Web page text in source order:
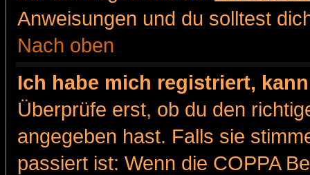
Anweisungen und du solltest
Nach oben
Ich habe mich registriert,
Überprüfe erst, ob du den
angegeben hast. Falls sie
passiert ist: Wenn die COPPA